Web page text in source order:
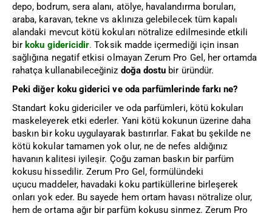
depo, bodrum, sera alanı, atölye, havalandırma boruları,
araba, karavan, tekne vs aklınıza gelebilecek tüm kapalı
alandaki mevcut kötü kokuları nötralize edilmesinde etkili
bir koku gidericidir. Toksik madde içermediği için insan
sağlığına negatif etkisi olmayan Zerum Pro Gel, her ortamda
rahatça kullanabileceğiniz doğa dostu bir üründür.
Peki diğer koku giderici ve oda parfümlerinde farkı ne?
Standart koku gidericiler ve oda parfümleri, kötü kokuları
maskeleyerek etki ederler. Yani kötü kokunun üzerine daha
baskın bir koku uygulayarak bastırırlar. Fakat bu şekilde ne
kötü kokular tamamen yok olur, ne de nefes aldığınız
havanın kalitesi iyileşir. Çoğu zaman baskın bir parfüm
kokusu hissedilir. Zerum Pro Gel, formülündeki
uçucu maddeler, havadaki koku partiküllerine birleşerek
onları yok eder. Bu sayede hem ortam havası nötralize olur,
hem de ortama ağır bir parfüm kokusu sinmez. Zerum Pro